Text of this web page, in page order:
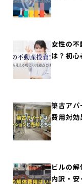
女性の不
は？初心
築古アパ
費用対効
ビルの
内訳・安